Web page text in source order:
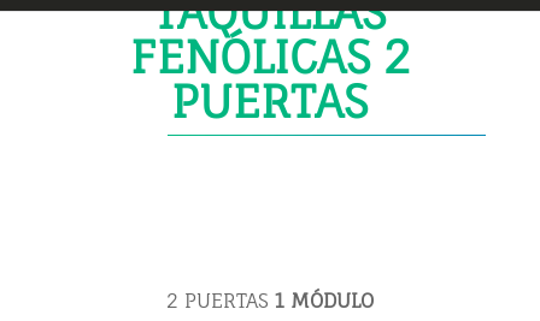
TAQUILLAS
FENÓLICAS 2
PUERTAS
2 PUERTAS 1 MÓDULO